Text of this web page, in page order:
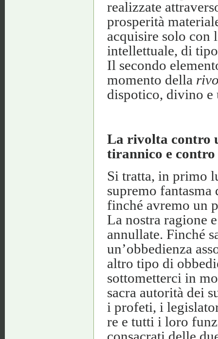
realizzate
prosperità
acquisire solo con
intellettuale, di
Il secondo
momento della
dispotico, divino
La rivolta contro
tirannico e contro
Si tratta, in primo
supremo
finché avremo un
La nostra ragione
annullate. Finché
un’obbedienza
altro tipo di
sottometterci in
sacra autorità dei
i profeti, i
re e tutti i loro
consacrati delle